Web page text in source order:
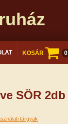
KOSÁR 0
SÖR 2db
tárgyak